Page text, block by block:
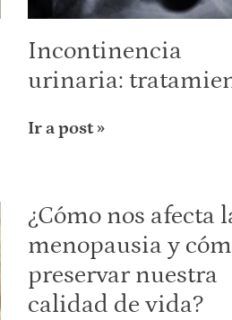
Incontinencia
urinaria:
Ir a post »
¿Cómo nos afecta
menopausia y
preservar nuestra
calidad de vida?